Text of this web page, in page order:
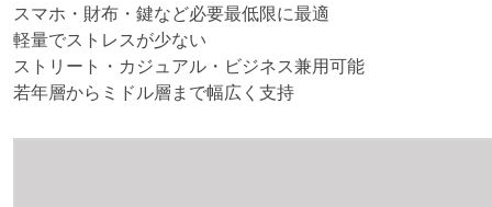
スマホ・財布・鍵など必要最低限に最適
軽量でストレスが少ない
ストリート・カジュアル・ビジネス兼用可能
若年層からミドル層まで幅広く支持